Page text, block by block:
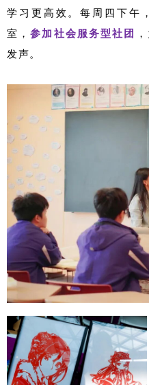
学习更高效。每周四下午
室，参加社会服务型社团
发声。